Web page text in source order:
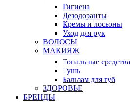
Гигиена
Дезодоранты
Кремы и лосьоны
Уход для рук
ВОЛОСЫ
МАКИЯЖ
Тональные средства
Тушь
Бальзам для губ
ЗДОРОВЬЕ
БРЕНДЫ